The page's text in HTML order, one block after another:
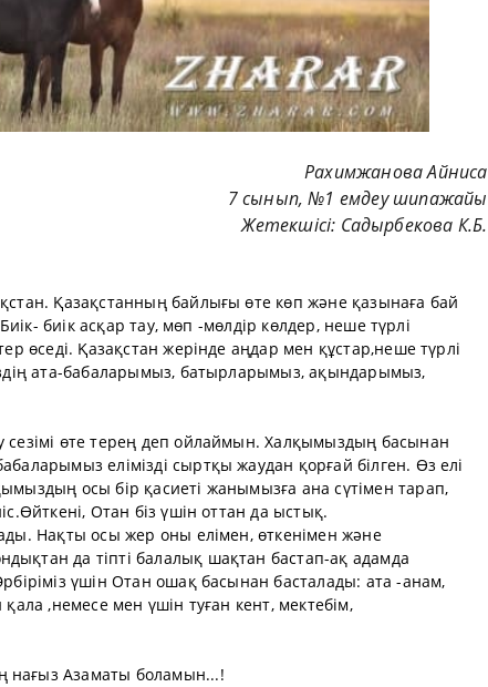
Рахимжанова Айниса
7 сынып, №1 емдеу шипажайы
Жетекшісі: Садырбекова К.Б.
Қазақстанның байлығы өте көп және қазынаға бай
биік асқар тау, мөп -мөлдір көлдер, неше түрлі
өседі. Қазақстан жерінде аңдар мен құстар,неше түрлі
ата-бабаларымыз, батырларымыз, ақындарымыз,
сезімі өте терең деп ойлаймын. Халқымыздың басынан
елімізді сыртқы жаудан қорғай білген. Өз елі
осы бір қасиеті жанымызға ана сүтімен тарап,
Отан біз үшін оттан да ыстық.
Нақты осы жер оны елімен, өткенімен және
да тіпті балалық шақтан бастап-ақ адамда
үшін Отан ошақ басынан басталады: ата -анам,
,немесе мен үшін туған кент, мектебім,
нағыз Азаматы боламын...!